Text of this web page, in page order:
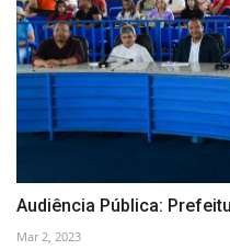
Audiência Pública:
Mar 2, 2023